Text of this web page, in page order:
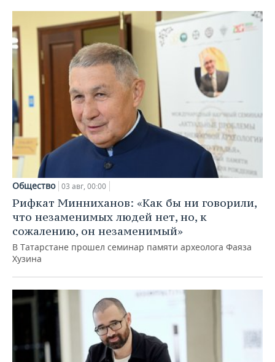
Общество 03 авг, 00:00
Рифкат Минниханов: «Как бы ни говорили,
что незаменимых людей нет, но, к
сожалению, он незаменимый»
В Татарстане прошел семинар памяти археолога Фаяза
Хузина